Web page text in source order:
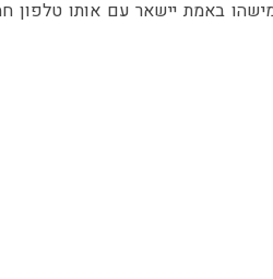
באמת יישאר עם אותו טלפון